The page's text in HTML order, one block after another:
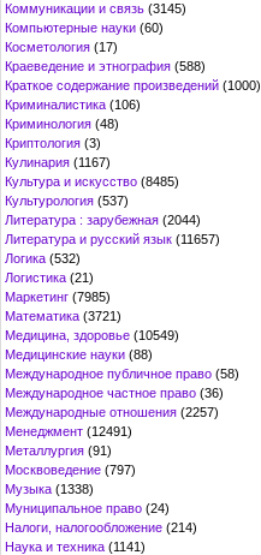
Коммуникации и связь (3145)
Компьютерные науки (60)
Косметология (17)
Краеведение и этнография (588)
Краткое содержание произведений (1000)
Криминалистика (106)
Криминология (48)
Криптология (3)
Кулинария (1167)
Культура и искусство (8485)
Культурология (537)
Литература : зарубежная (2044)
Литература и русский язык (11657)
Логика (532)
Логистика (21)
Маркетинг (7985)
Математика (3721)
Медицина, здоровье (10549)
Медицинские науки (88)
Международное публичное право (58)
Международное частное право (36)
Международные отношения (2257)
Менеджмент (12491)
Металлургия (91)
Москвоведение (797)
Музыка (1338)
Муниципальное право (24)
Налоги, налогообложение (214)
Наука и техника (1141)